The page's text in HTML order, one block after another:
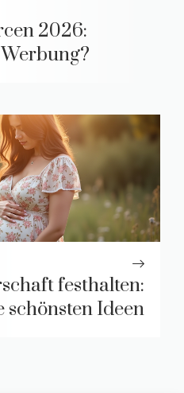
2026:
festhalten:
schönsten Ideen